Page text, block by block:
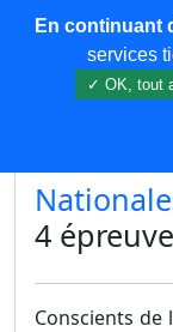
COREMA
4
Conscients de
En continuant
services
✓ OK, tout